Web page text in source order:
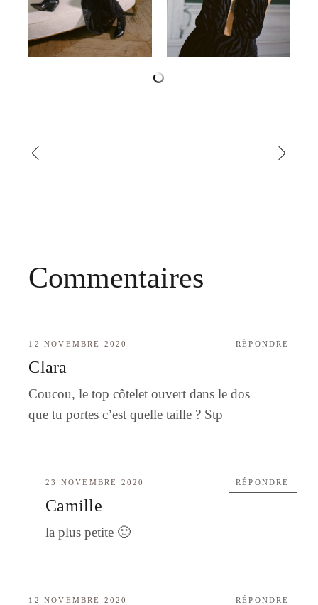
Commentaires
12 NOVEMBRE 2020
Clara
Coucou, le top côtelet ouvert dans le dos
que tu portes c’est quelle taille ? Stp
RÉPONDRE
23 NOVEMBRE 2020
Camille
la plus petite 🙂
RÉPONDRE
12 NOVEMBRE 2020 RÉPONDRE